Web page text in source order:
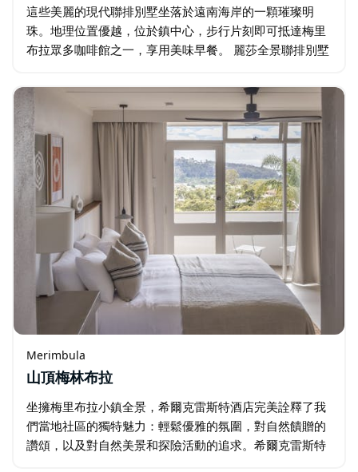
這些美麗的現代聯排別墅坐落於遠南海岸的一顆璀璨明
珠。地理位置優越，位於鎮中心，步行片刻即可抵達梅里
布拉眾多咖啡館之一，享用美味早餐。 麗莎全景聯排別墅
美去處。別墅允許攜帶寵物入住…
Merimbula
山頂梅林布拉
坐擁梅里布拉小鎮全景，希爾克雷斯特酒店完美詮釋了我
們當地社區的獨特魅力：輕鬆優雅的氛圍，對自然饋贈的
讚頌，以及對自然美景和探險活動的追求。希爾克雷斯特